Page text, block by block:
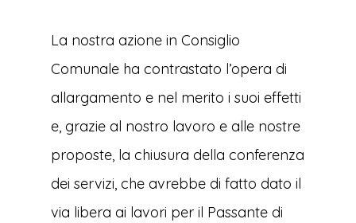
La nostra azione in Consiglio
Comunale ha contrastato l’opera di
allargamento e nel merito i suoi effetti
e, grazie al nostro lavoro e alle nostre
proposte, la chiusura della conferenza
dei servizi, che avrebbe di fatto dato il
via libera ai lavori per il Passante di